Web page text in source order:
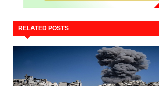
RELATED POSTS